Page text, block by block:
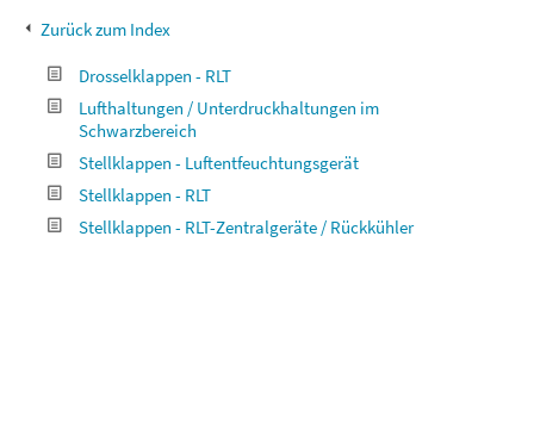
Zurück zum Index
Drosselklappen - RLT
Lufthaltungen / Unterdruckhaltungen im
Schwarzbereich
Stellklappen - Luftentfeuchtungsgerät
Stellklappen - RLT
Stellklappen - RLT-Zentralgeräte / Rückkühler